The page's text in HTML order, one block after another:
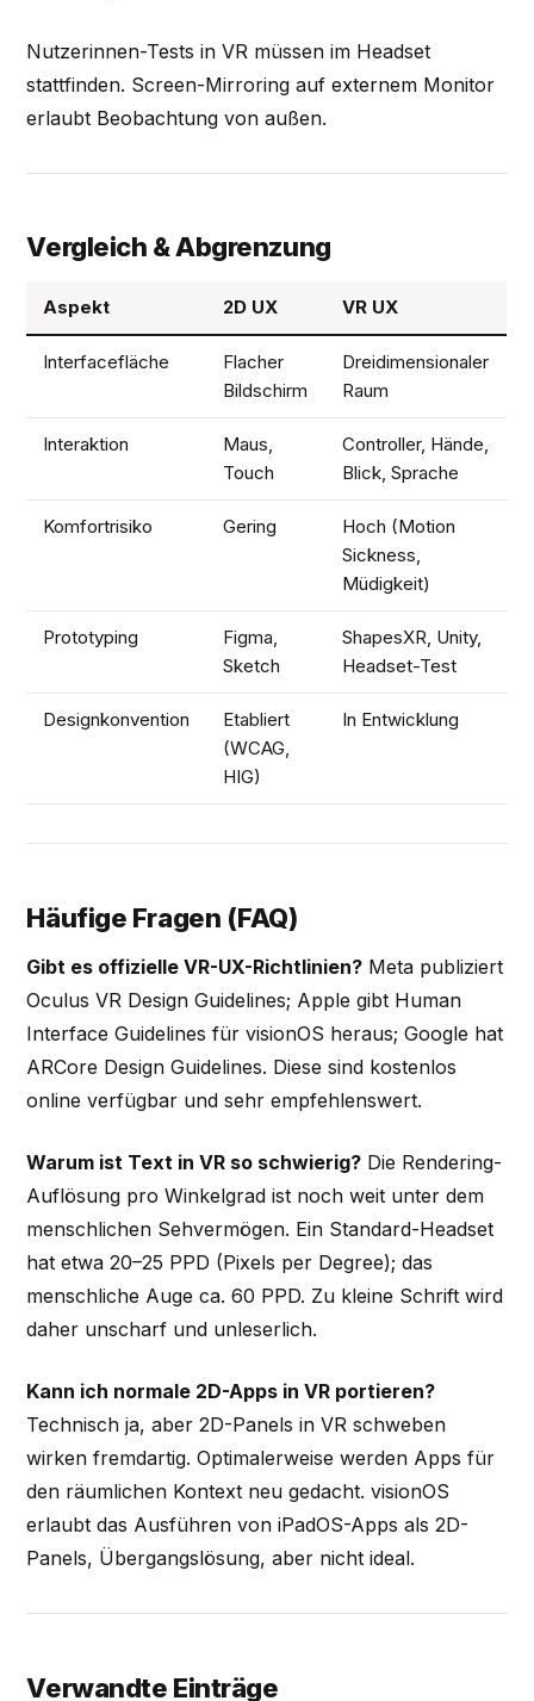
Nutzerinnen-Tests in VR müssen im Headset
stattfinden. Screen-Mirroring auf externem Monitor
erlaubt Beobachtung von außen.
Vergleich & Abgrenzung
Aspekt 2D UX VR UX
Interfacefläche
Flacher
Bildschirm
Dreidimensionaler
Raum
Interaktion
Maus,
Touch
Controller, Hände,
Blick, Sprache
Komfortrisiko Gering
Hoch (Motion
Sickness,
Müdigkeit)
Prototyping
Figma,
Sketch
ShapesXR, Unity,
Headset-Test
Designkonvention
Etabliert
(WCAG,
HIG)
In Entwicklung
Häufige Fragen (FAQ)
Gibt es offizielle VR-UX-Richtlinien? Meta publiziert
Oculus VR Design Guidelines; Apple gibt Human
Interface Guidelines für visionOS heraus; Google hat
ARCore Design Guidelines. Diese sind kostenlos
online verfügbar und sehr empfehlenswert.
Warum ist Text in VR so schwierig? Die Rendering-
Auflösung pro Winkelgrad ist noch weit unter dem
menschlichen Sehvermögen. Ein Standard-Headset
hat etwa 20–25 PPD (Pixels per Degree); das
menschliche Auge ca. 60 PPD. Zu kleine Schrift wird
daher unscharf und unleserlich.
Kann ich normale 2D-Apps in VR portieren?
Technisch ja, aber 2D-Panels in VR schweben
wirken fremdartig. Optimalerweise werden Apps für
den räumlichen Kontext neu gedacht. visionOS
erlaubt das Ausführen von iPadOS-Apps als 2D-
Panels, Übergangslösung, aber nicht ideal.
Verwandte Einträge